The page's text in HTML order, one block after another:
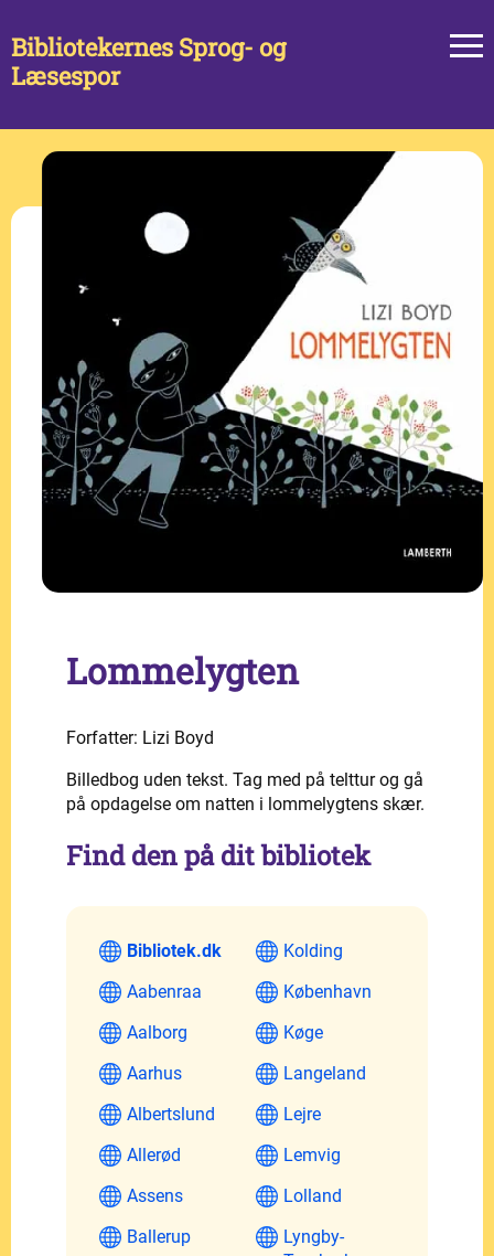
Bibliotekernes Sprog- og
Læsespor
Lommelygten
Forfatter: Lizi Boyd
Billedbog uden tekst. Tag med på telttur og gå
på opdagelse om natten i lommelygtens skær.
Find den på dit bibliotek
Bibliotek.dk
Aabenraa
Aalborg
Aarhus
Albertslund
Allerød
Assens
Ballerup
Kolding
København
Køge
Langeland
Lejre
Lemvig
Lolland
Lyngby-